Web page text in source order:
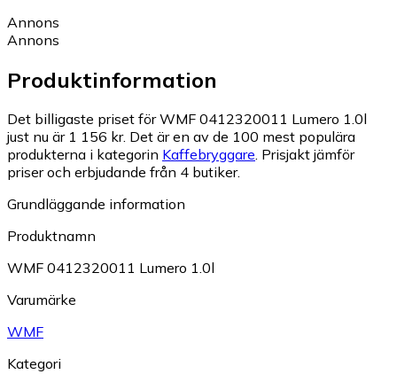
Annons
Annons
Produktinformation
Det billigaste priset för WMF 0412320011 Lumero 1.0l
just nu är 1 156 kr. Det är en av de 100 mest populära
produkterna i kategorin Kaffebryggare. Prisjakt jämför
priser och erbjudande från 4 butiker.
Grundläggande information
Produktnamn
WMF 0412320011 Lumero 1.0l
Varumärke
WMF
Kategori